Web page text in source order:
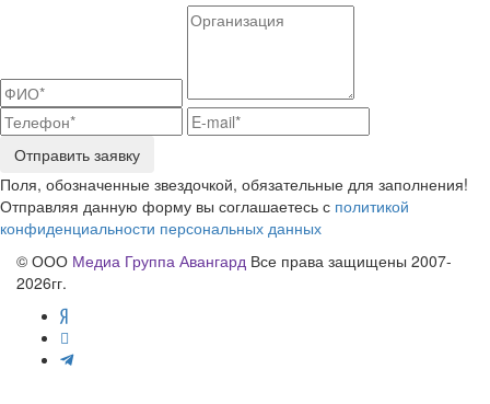
Отправить заявку
Поля, обозначенные звездочкой, обязательные для заполнения!
Отправляя данную форму вы соглашаетесь с политикой
конфиденциальности персональных данных
© ООО Медиа Группа Авангард Все права защищены 2007-
2026гг.